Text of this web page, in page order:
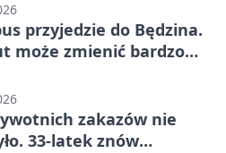
przyjedzie do Będzina.
może zmienić bardzo
zakazów nie
33-latek znów